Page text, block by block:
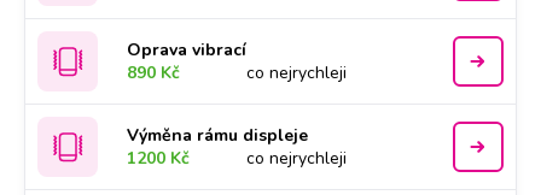
Oprava vibrací
890 Kč
co nejrychleji
Výměna rámu displeje
1200 Kč
co nejrychleji